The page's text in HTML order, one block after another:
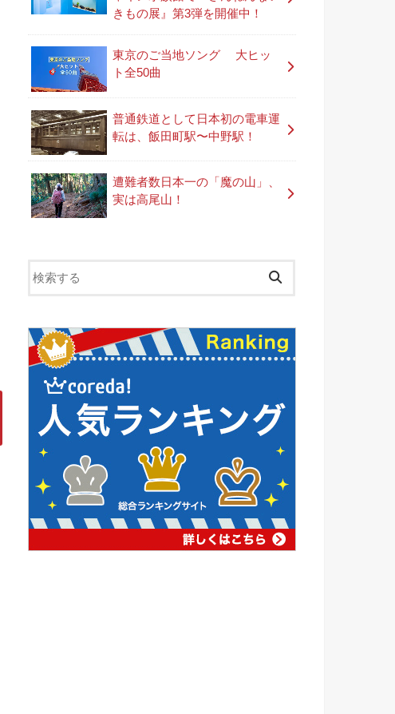
きもの展』第3弾を開催中！
東京のご当地ソング 大ヒッ
ト全50曲
普通鉄道として日本初の電車運
転は、飯田町駅〜中野駅！
遭難者数日本一の「魔の山」、
実は高尾山！